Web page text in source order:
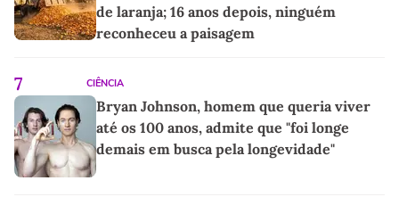
de laranja; 16 anos depois, ninguém
reconheceu a paisagem
7 CIÊNCIA
Bryan Johnson, homem que queria viver
até os 100 anos, admite que "foi longe
demais em busca pela longevidade"